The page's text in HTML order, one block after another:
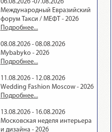
06.08.2026 -07.08.2026
Международный Евразийский
форум Такси / МЕФТ - 2026
Подробнее...
08.08.2026 - 08.08.2026
Mybabyko - 2026
Подробнее...
11.08.2026 - 12.08.2026
Wedding Fashion Moscow - 2026
Подробнее...
13.08.2026 - 16.08.2026
Московская неделя интерьера
и дизайна - 2026